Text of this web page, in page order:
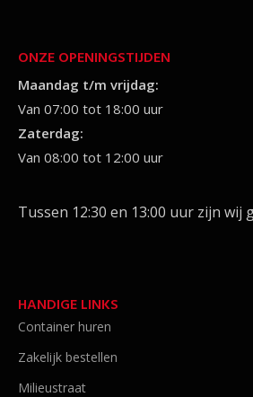
ONZE OPENINGSTIJDEN
Maandag t/m vrijdag:
Van 07:00 tot 18:00 uur
Zaterdag:
Van 08:00 tot 12:00 uur
Tussen 12:30 en 13:00 uur zijn wij
HANDIGE LINKS
Container huren
Zakelijk bestellen
Milieustraat